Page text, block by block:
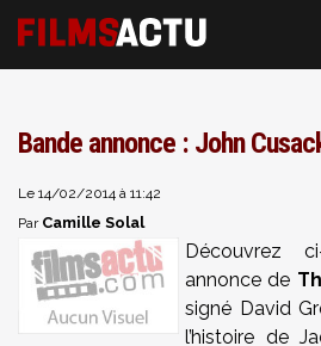
Bande annonce : John
Le 14/02/2014 à 11:42
Par Camille Solal
Découvrez
annonce de
signé David
l’histoire de